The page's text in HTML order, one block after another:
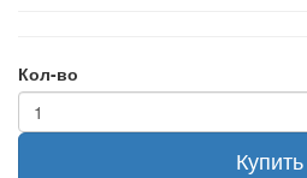
Кол-во
Купить